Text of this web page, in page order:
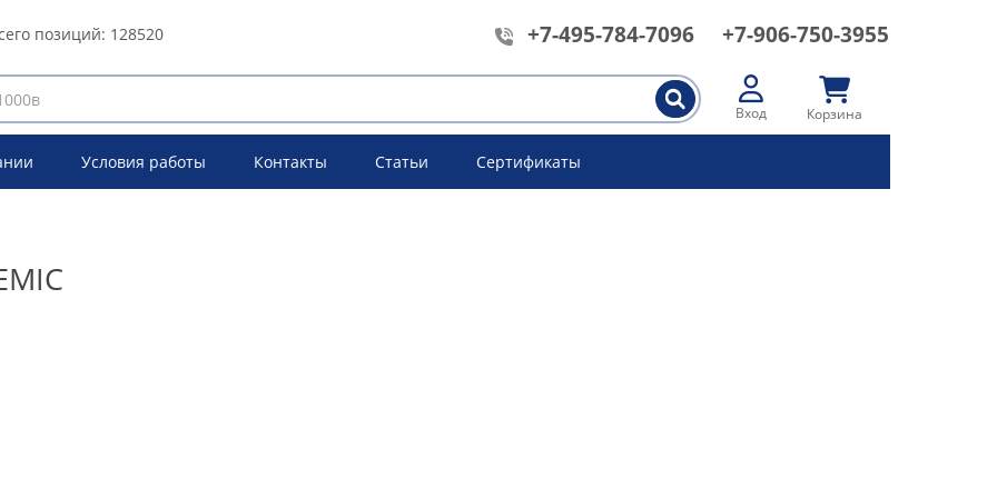
позиций: 128520 +7-495-784-7096 +7-906-750-3955
Вход Корзина
Условия работы Контакты Статьи Сертификаты